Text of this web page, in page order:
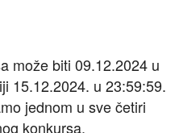
može biti 09.12.2024 u
15.12.2024. u 23:59:59.
jednom u sve četiri
konkursa.